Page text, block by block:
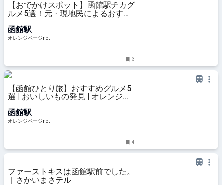
【おでかけスポット】函館駅チカグ
ルメ5選！元・現地民によるおすす
ジページnet
函館駅
オレンジページnet -
3
【函館ひとり旅】おすすめグルメ5
選 | おいしいもの発見 | オレンジペ
函館駅
オレンジページnet -
4
ファーストキスは函館駅前でした。
｜さかいまさテル